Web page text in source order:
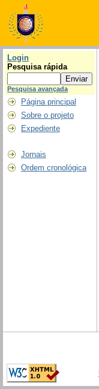
Login
Pesquisa rápida
Pesquisa avançada
Página principal
Sobre o projeto
Expediente
Jornais
Ordem cronológica